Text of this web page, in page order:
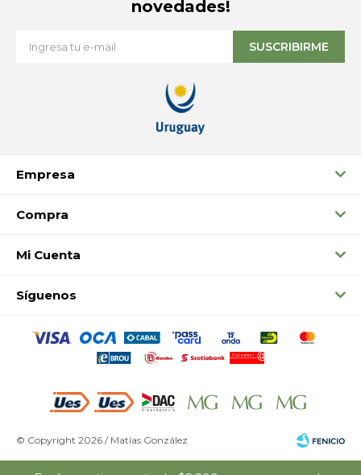
Empresa
Compra
Mi Cuenta
Síguenos
novedades!
SUSCRIBIRME
© Copyright 2026 / Matías González